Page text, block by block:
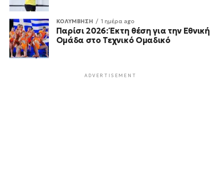
ΚΟΛΥΜΒΗΣΗ 1 ημέρα ago
Παρίσι 2026: Έκτη θέση για την Εθνική
Ομάδα στο Τεχνικό Ομαδικό
ADVERTISEMENT